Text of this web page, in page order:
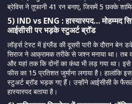
ब्रेविस ने तूफानी 41 रन बनाए, जिसमें 5 छक्के
5) IND vs ENG : हास्यास्पद… मोहम्मद
आईसीसी पर भड़के स्टुअर्ट ब्रॉड
लॉर्ड्स टेस्ट में इंग्लैंड की दूसरी पारी के दौरान
सिराज ने आक्रामक तरीके से जश्न मनाया था। तब
और यहां तक कि दोनों का कंधा भी लड़ गया था।
फीस का 15 प्रतिशत जुर्माना लगाया है। हालांकि
स्टुअर्ट ब्रॉड भड़क गए हैं। उन्होंने आईसीसी के
हास्यास्पद बताया है।